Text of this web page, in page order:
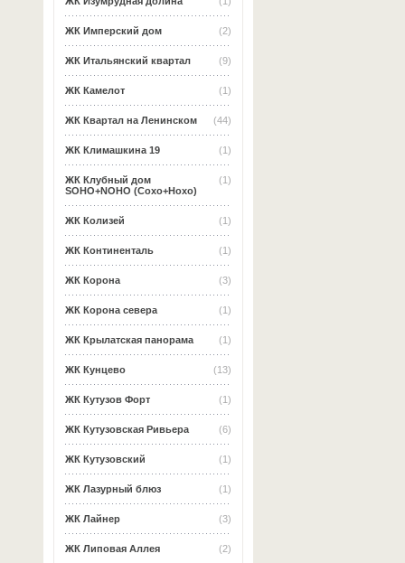
(2)
ЖК Имперский дом
(9)
ЖК Итальянский квартал
(1)
ЖК Камелот
(44)
ЖК Квартал на Ленинском
(1)
ЖК Климашкина 19
(1)
ЖК Клубный дом
SOHO+NOHO (Сохо+Нохо)
(1)
ЖК Колизей
(1)
ЖК Континенталь
(3)
ЖК Корона
(1)
ЖК Корона севера
(1)
ЖК Крылатская панорама
(13)
ЖК Кунцево
(1)
ЖК Кутузов Форт
(6)
ЖК Кутузовская Ривьера
(1)
ЖК Кутузовский
(1)
ЖК Лазурный блюз
(3)
ЖК Лайнер
(2)
ЖК Липовая Аллея